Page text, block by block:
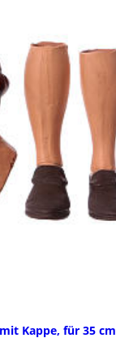
Kappe, für 35 cm